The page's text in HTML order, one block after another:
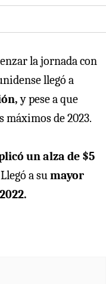
la jornada con
llegó a
y pese a que
máximos de 2023.
un alza de $5
a sumayor